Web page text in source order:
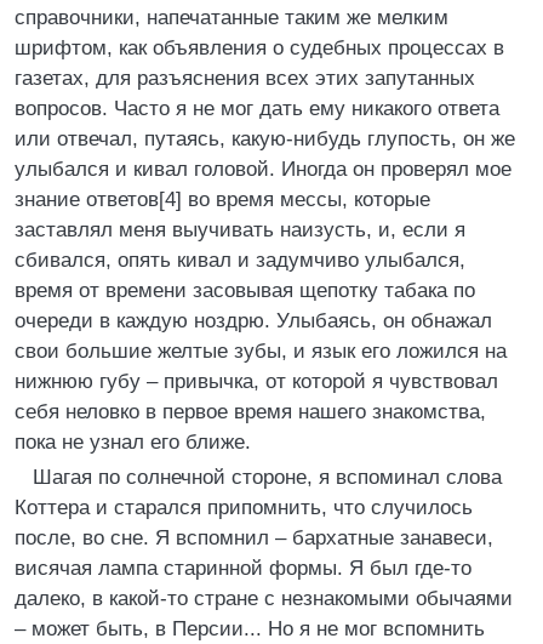
справочники, напечатанные таким же мелким
шрифтом, как объявления о судебных процессах в
газетах, для разъяснения всех этих запутанных
вопросов. Часто я не мог дать ему никакого ответа
или отвечал, путаясь, какую-нибудь глупость, он же
улыбался и кивал головой. Иногда он проверял мое
знание ответов[4] во время мессы, которые
заставлял меня выучивать наизусть, и, если я
сбивался, опять кивал и задумчиво улыбался,
время от времени засовывая щепотку табака по
очереди в каждую ноздрю. Улыбаясь, он обнажал
свои большие желтые зубы, и язык его ложился на
нижнюю губу – привычка, от которой я чувствовал
себя неловко в первое время нашего знакомства,
пока не узнал его ближе.
Шагая по солнечной стороне, я вспоминал слова
Коттера и старался припомнить, что случилось
после, во сне. Я вспомнил – бархатные занавеси,
висячая лампа старинной формы. Я был где-то
далеко, в какой-то стране с незнакомыми обычаями
– может быть, в Персии... Но я не мог вспомнить